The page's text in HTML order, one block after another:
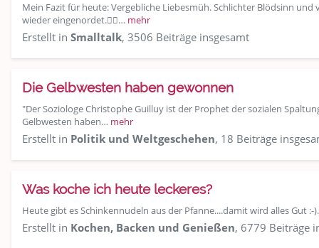
Mein Fazit für heute: Vergebliche Liebesmüh. Schlichter Blödsinn
wieder eingenordet.👍🏽… mehr
Erstellt in Smalltalk, 3506 Beiträge insgesamt
Die Gelbwesten haben gewonnen
"Der Soziologe Christophe Guilluy ist der Prophet der sozialen
Gelbwesten haben… mehr
Erstellt in Politik und Weltgeschehen, 18 Beiträge
Was koche ich heute leckeres?
Heute gibt es Schinkennudeln aus der Pfanne....damit wird alles Gut
Erstellt in Kochen, Backen und Genießen, 6779 Beiträge